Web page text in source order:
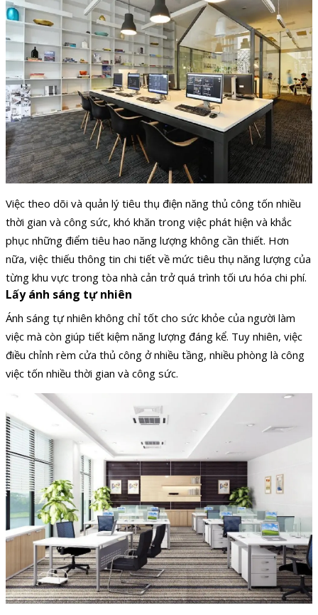
Việc theo dõi và quản lý tiêu thụ điện năng thủ công tốn nhiều
thời gian và công sức, khó khăn trong việc phát hiện và khắc
phục những điểm tiêu hao năng lượng không cần thiết. Hơn
nữa, việc thiếu thông tin chi tiết về mức tiêu thụ năng lượng của
từng khu vực trong tòa nhà cản trở quá trình tối ưu hóa chi phí.
Lấy ánh sáng tự nhiên
Ánh sáng tự nhiên không chỉ tốt cho sức khỏe của người làm
việc mà còn giúp tiết kiệm năng lượng đáng kể. Tuy nhiên, việc
điều chỉnh rèm cửa thủ công ở nhiều tầng, nhiều phòng là công
việc tốn nhiều thời gian và công sức.